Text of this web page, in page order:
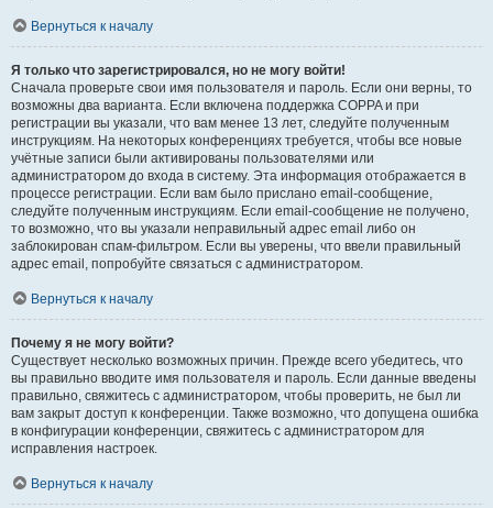
Вернуться к началу
Я только что зарегистрировался, но не могу войти!
Сначала проверьте свои имя пользователя и пароль. Если они верны, то
возможны два варианта. Если включена поддержка COPPA и при
регистрации вы указали, что вам менее 13 лет, следуйте полученным
инструкциям. На некоторых конференциях требуется, чтобы все новые
учётные записи были активированы пользователями или
администратором до входа в систему. Эта информация отображается в
процессе регистрации. Если вам было прислано email-сообщение,
следуйте полученным инструкциям. Если email-сообщение не получено,
то возможно, что вы указали неправильный адрес email либо он
заблокирован спам-фильтром. Если вы уверены, что ввели правильный
адрес email, попробуйте связаться с администратором.
Вернуться к началу
Почему я не могу войти?
Существует несколько возможных причин. Прежде всего убедитесь, что
вы правильно вводите имя пользователя и пароль. Если данные введены
правильно, свяжитесь с администратором, чтобы проверить, не был ли
вам закрыт доступ к конференции. Также возможно, что допущена ошибка
в конфигурации конференции, свяжитесь с администратором для
исправления настроек.
Вернуться к началу